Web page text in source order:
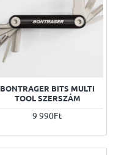
BONTRAGER BITS MULTI
TOOL SZERSZÁM
9 990Ft